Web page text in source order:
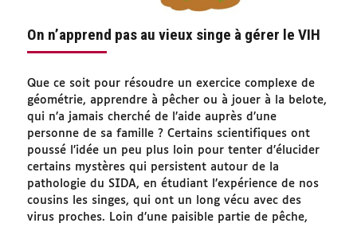
On n’apprend pas au vieux singe à gérer le VIH
Que ce soit pour résoudre un exercice complexe de
géométrie, apprendre à pêcher ou à jouer à la belote,
qui n’a jamais cherché de l’aide auprès d’une
personne de sa famille ? Certains scientifiques ont
poussé l’idée un peu plus loin pour tenter d’élucider
certains mystères qui persistent autour de la
pathologie du SIDA, en étudiant l’expérience de nos
cousins les singes, qui ont un long vécu avec des
virus proches. Loin d’une paisible partie de pêche,